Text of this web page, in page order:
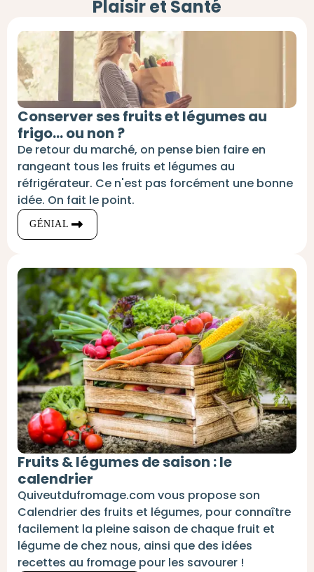
Plaisir et Santé​
Conserver ses fruits et légumes au
frigo... ou non ?
De retour du marché, on pense bien faire en
rangeant tous les fruits et légumes au
réfrigérateur. Ce n'est pas forcément une bonne
idée. On fait le point.
GÉNIAL
Fruits & légumes de saison : le
calendrier
Quiveutdufromage.com vous propose son
Calendrier des fruits et légumes, pour connaître
facilement la pleine saison de chaque fruit et
légume de chez nous, ainsi que des idées
recettes au fromage pour les savourer !